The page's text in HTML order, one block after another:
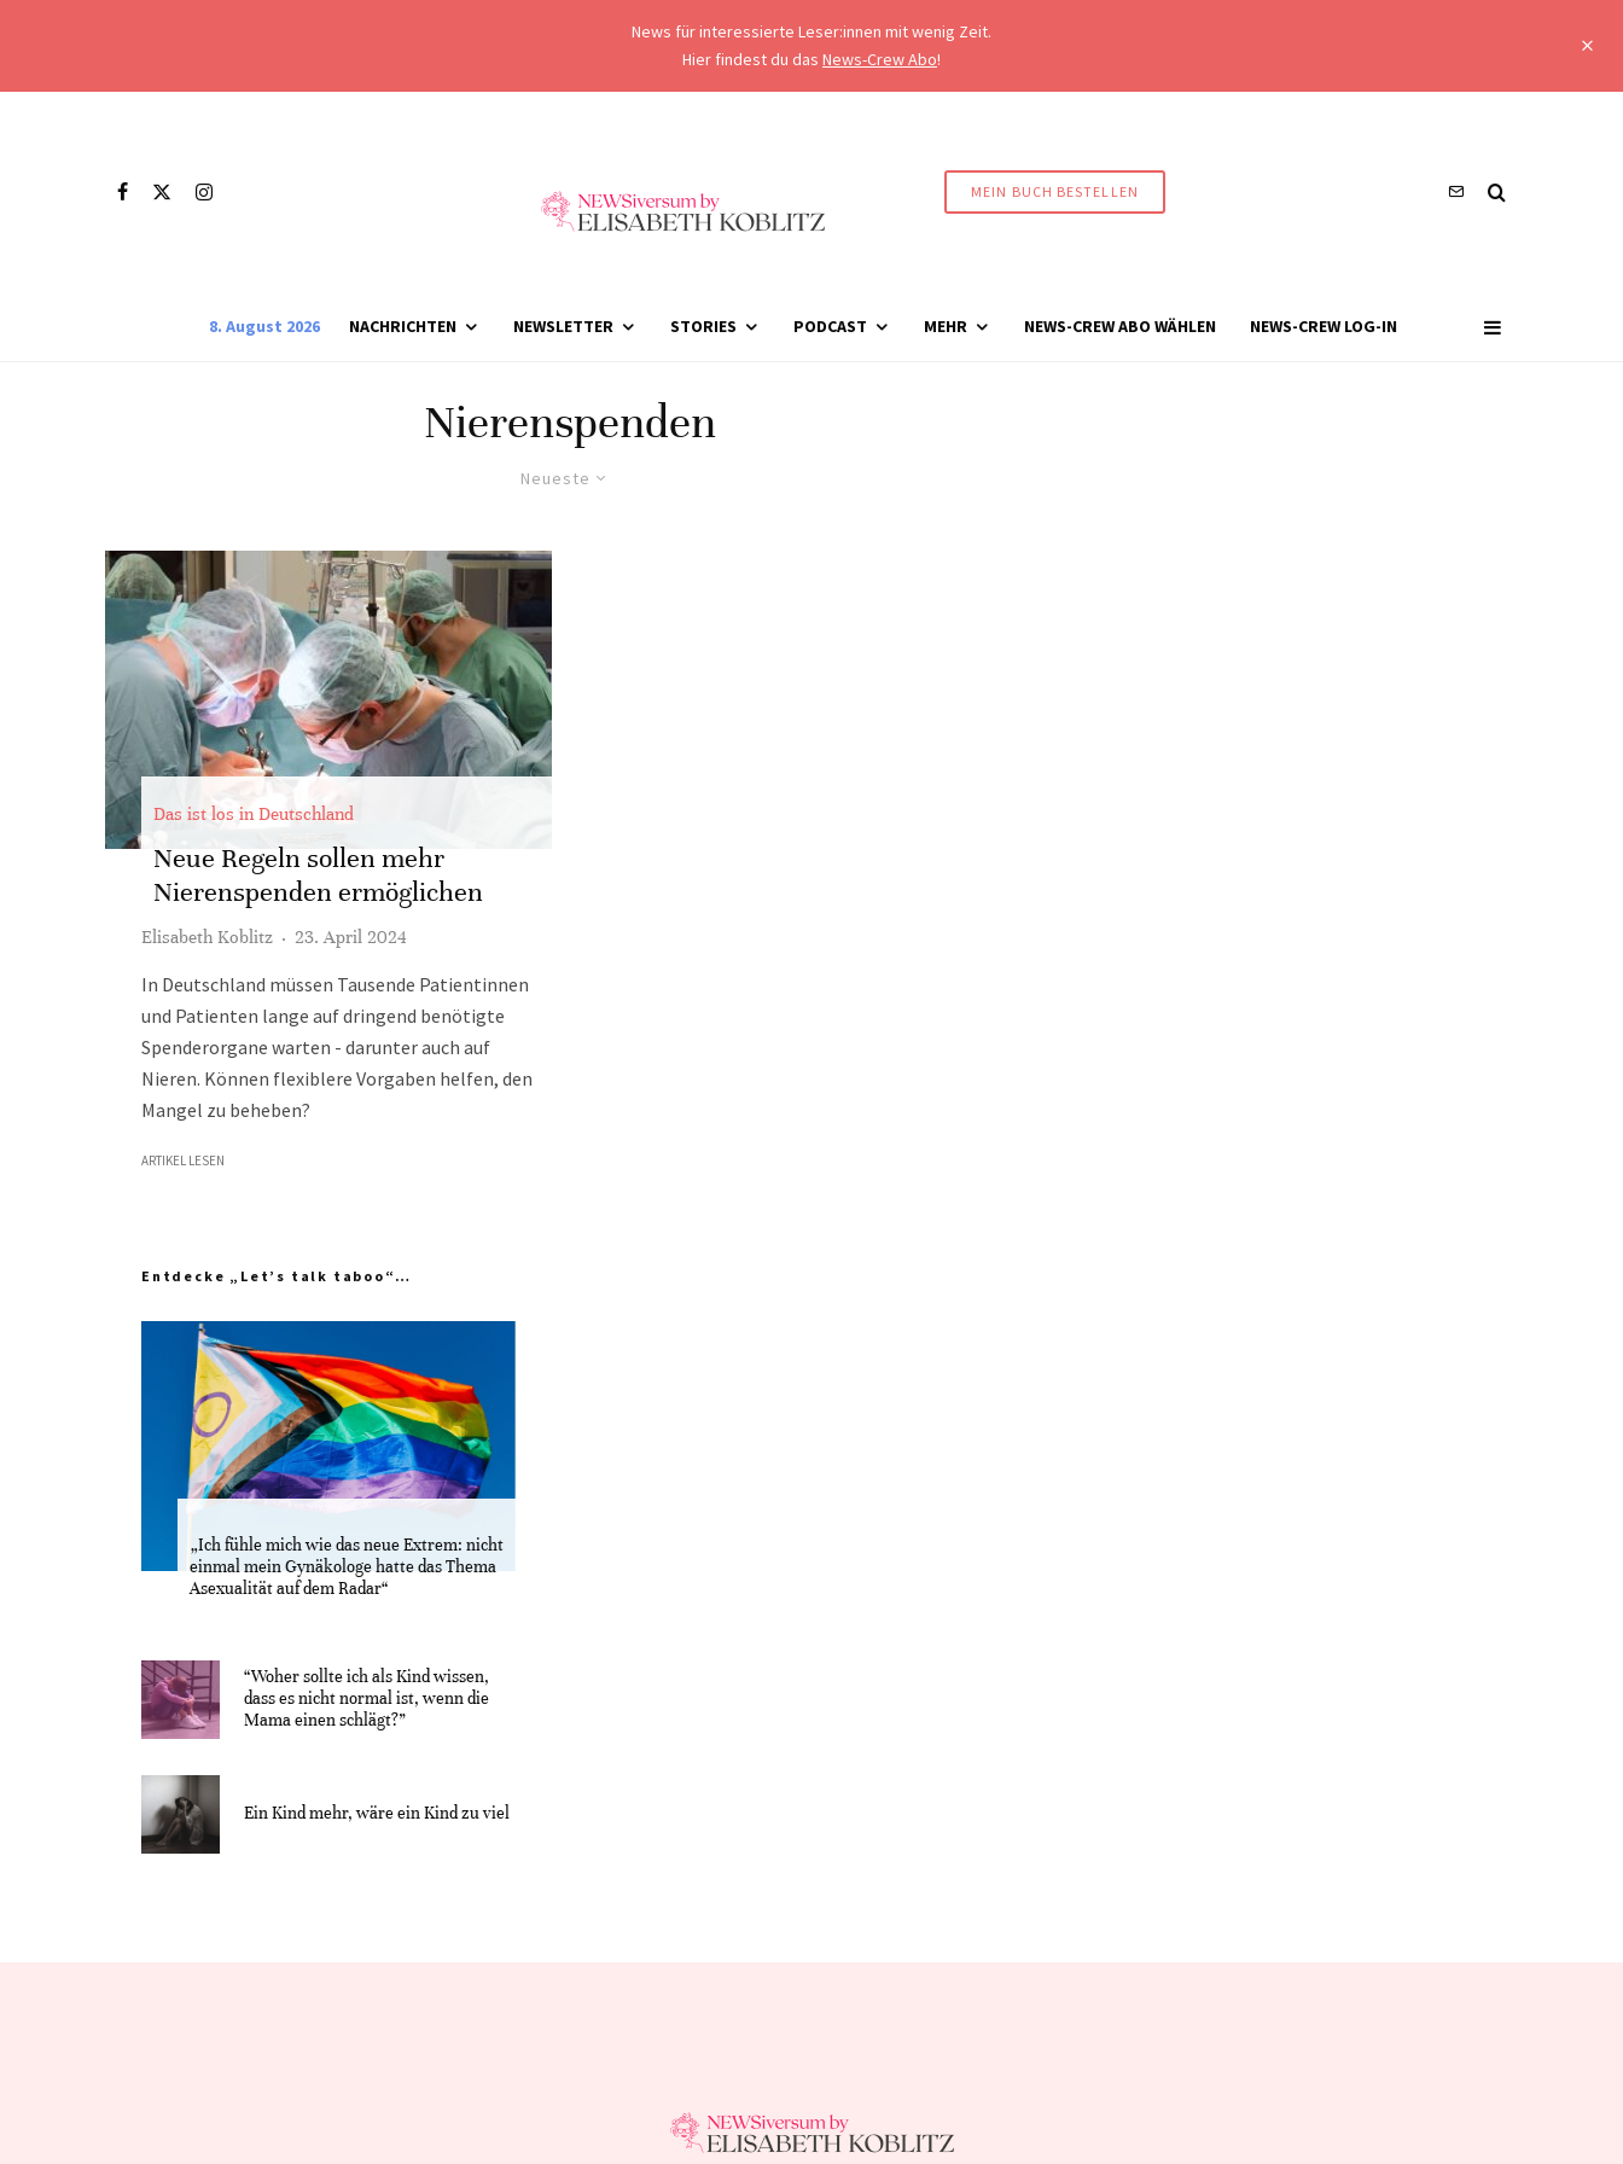
News für interessierte Leser:innen mit wenig Zeit.
Hier findest du das News-Crew Abo!
MEIN BUCH BESTELLEN
8. August 2026 NACHRICHTEN NEWSLETTER STORIES PODCAST MEHR NEWS-CREW ABO WÄHLEN NEWS-CREW LOG-IN
Nierenspenden
Neueste
Das ist los in Deutschland
Neue Regeln sollen mehr
Nierenspenden ermöglichen
Elisabeth Koblitz · 23. April 2024
In Deutschland müssen Tausende Patientinnen
und Patienten lange auf dringend benötigte
Spenderorgane warten - darunter auch auf
Nieren. Können flexiblere Vorgaben helfen, den
Mangel zu beheben?
ARTIKEL LESEN
Entdecke „Let’s talk taboo“…
„Ich fühle mich wie das neue Extrem: nicht
einmal mein Gynäkologe hatte das Thema
Asexualität auf dem Radar“
“Woher sollte ich als Kind wissen,
dass es nicht normal ist, wenn die
Mama einen schlägt?”
Ein Kind mehr, wäre ein Kind zu viel